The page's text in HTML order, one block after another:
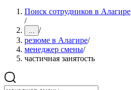
Поиск сотрудников в Алагире
/
... /
резюме в Алагире/
менеджер смены/
частичная занятость